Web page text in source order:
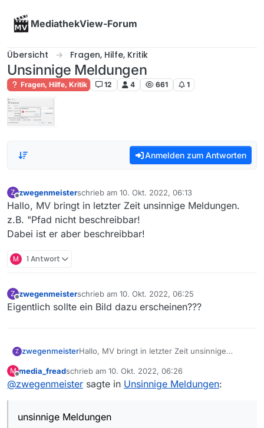
MediathekView-Forum
Übersicht Fragen, Hilfe, Kritik
Unsinnige Meldungen
Fragen, Hilfe, Kritik 12 4 661 1
Anmelden zum Antworten
Z
Offline
zwegenmeisterschrieb am 10. Okt. 2022, 06:13
zuletzt editiert von
Hallo, MV bringt in letzter Zeit unsinnige Meldungen.
z.B. "Pfad nicht beschreibbar!
Dabei ist er aber beschreibbar!
M 1 Antwort
Z
Offline
zwegenmeisterschrieb am 10. Okt. 2022, 06:25
zuletzt editiert von
Eigentlich sollte ein Bild dazu erscheinen???
Z zwegenmeisterHallo, MV bringt in letzter Zeit unsinnige
Dabei ist er aber beschreibbar!
M media_freadschrieb am 10. Okt. 2022, 06:26
zuletzt editiert von
@zwegenmeister sagte in Unsinnige Meldungen:
unsinnige Meldungen